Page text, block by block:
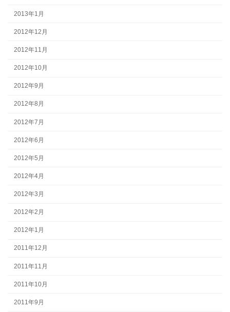
2013年1月
2012年12月
2012年11月
2012年10月
2012年9月
2012年8月
2012年7月
2012年6月
2012年5月
2012年4月
2012年3月
2012年2月
2012年1月
2011年12月
2011年11月
2011年10月
2011年9月